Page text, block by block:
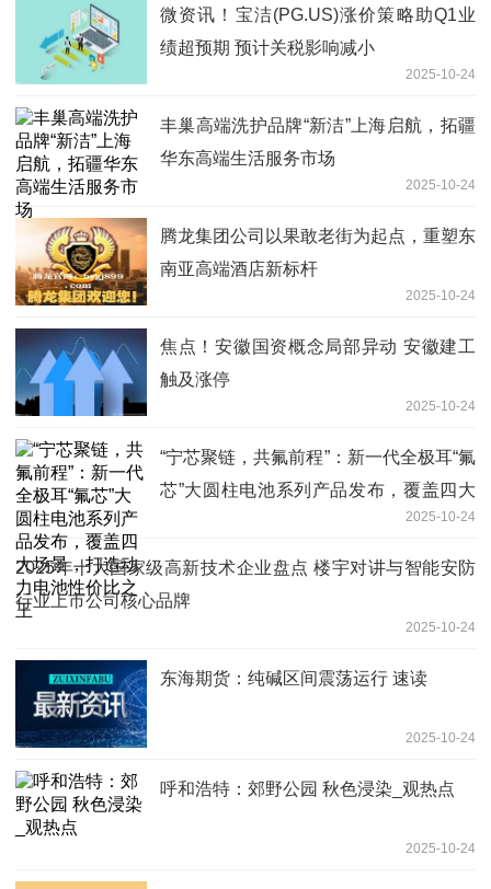
微资讯！宝洁(PG.US)涨价策略助Q1业
绩超预期 预计关税影响减小
2025-10-24
丰巢高端洗护品牌“新洁”上海启航，拓疆
华东高端生活服务市场
2025-10-24
腾龙集团公司以果敢老街为起点，重塑东
南亚高端酒店新标杆
2025-10-24
焦点！安徽国资概念局部异动 安徽建工
触及涨停
2025-10-24
“宁芯聚链，共氟前程”：新一代全极耳“氟
芯”大圆柱电池系列产品发布，覆盖四大
2025-10-24
2025年十大国家级高新技术企业盘点 楼宇对讲与智能安防
行业上市公司核心品牌
2025-10-24
东海期货：纯碱区间震荡运行 速读
2025-10-24
呼和浩特：郊野公园 秋色浸染_观热点
2025-10-24